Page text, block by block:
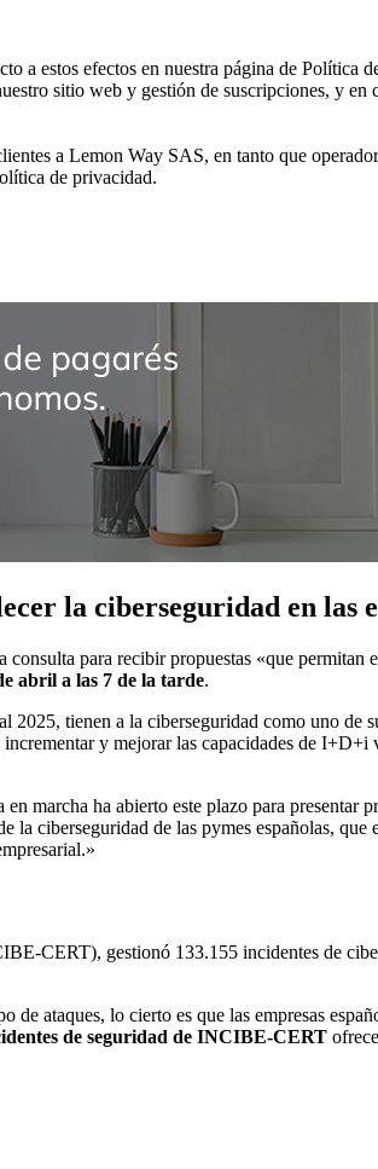
a estos efectos en nuestra página de Política
sitio web y gestión de suscripciones, y en
a Lemon Way SAS, en tanto que
de privacidad.
la ciberseguridad en las
para recibir propuestas «que permitan
abril a las 7 de la tarde.
tienen a la ciberseguridad como uno de
y mejorar las capacidades de
marcha ha abierto este plazo para
la ciberseguridad de las pymes españolas,
CERT), gestionó 133.155 incidentes de
ataques, lo cierto es que las empresas
de seguridad de INCIBE-CERT